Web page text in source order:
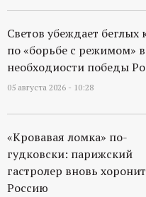
л
Светов убеждает беглых
по «борьбе с режимом» в
необходиости победы
05 августа 2026 - 10:28
«Кровавая ломка» по-
гудковски: парижский
гастролер вновь хоронит
Россию